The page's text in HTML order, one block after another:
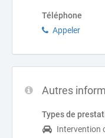
Téléphone
Appeler
Autres
Types de
Intervention